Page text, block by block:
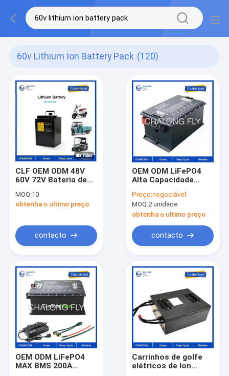
60v Lithium Ion Battery Pack (120)
CLF OEM ODM 48V
60V 72V Bateria de
LiFePO4 para
scooter elétrico
Carro Carro de golfe
veículo
MOQ:10
obtenha o ultimo preço
contacto
OEM ODM LiFePO4
Alta Capacidade
BMS 200A Bateria de
Carrinho de Golf
Bateria Elétrica
Bateria de Íons de
Lítio de Três Rodas
Preço:negociável
MOQ:2 unidade
obtenha o ultimo preço
contacto
OEM ODM LiFePO4
MAX BMS 200A
Carrinhos de golfe
elétricos de Ion